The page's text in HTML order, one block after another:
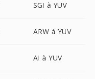
SGI à YUV
ARW à YUV
AI à YUV